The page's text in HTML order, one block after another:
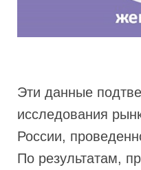
Эти данные
исследования
России,
По результатам,